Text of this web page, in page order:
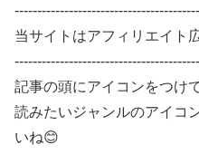
当サイトはアフィリエイト
記事の頭にアイコンをつけ
読みたいジャンルのアイコ
いね😊